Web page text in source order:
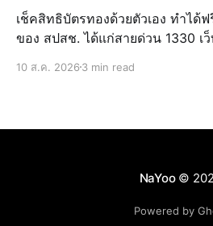
เช็คสิทธิบัตรทองด้วยตัวเอง ทำได้
ของ สปสช. ได้แก่สายด่วน 1330 เ
ครับ ซึ่งเชื่อว่าหลายคนอาจยังไม่รู้ว่
10 ส.ค. 2026 3 min read
NaYoo©
Powered by